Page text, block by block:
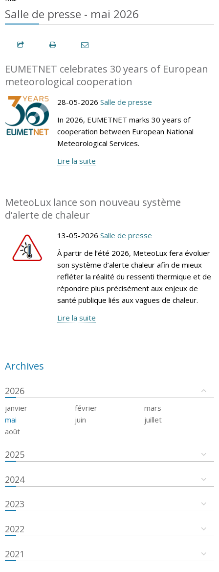
Salle de presse - mai 2026
EUMETNET celebrates 30 years of European
meteorological cooperation
28-05-2026 Salle de presse
In 2026, EUMETNET marks 30 years of
cooperation between European National
Meteorological Services.
Lire la suite
MeteoLux lance son nouveau système
d’alerte de chaleur
13-05-2026 Salle de presse
À partir de l’été 2026, MeteoLux fera évoluer
son système d’alerte chaleur afin de mieux
refléter la réalité du ressenti thermique et de
répondre plus précisément aux enjeux de
santé publique liés aux vagues de chaleur.
Lire la suite
Archives
2026
janvier février
mars
mai
juin
juillet
août
2025
2024
2023
2022
2021